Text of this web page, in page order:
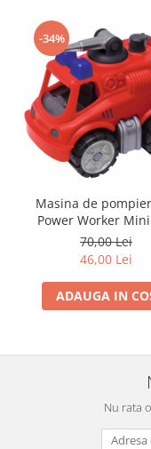
-34%
Masina de
Power Worker
Truck
70,00 Lei
46,00 Lei
ADAUGA IN
Nu rata